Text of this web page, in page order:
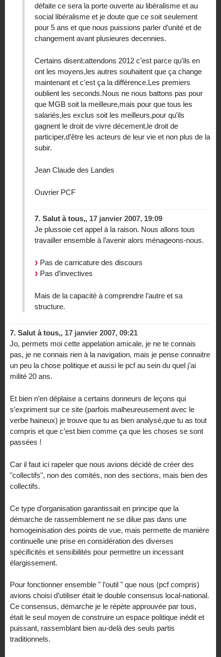
défaite ce sera la porte ouverte au libéralisme et au
social libéralisme et je doute que ce soit seulement
pour 5 ans et que nous puissions parler d’unité et de
changement avant plusieures decennies.
Certains disent:attendons 2012 c’est parce qu’ils en
ont les moyens,les autres souhaitent que ça change
maintenant et c’est ça la différence.Les premiers
oublient les seconds.Nous ne nous battons pas pour
que MGB soit la meilleure,mais pour que tous les
salariés,les exclus soit les meilleurs,pour qu’ils
gagnent le droit de vivre décement,le droit de
participer,d’être les acteurs de leur vie et non plus de la
subir.
Jean Claude des Landes
Ouvrier PCF
7. Salut à tous,, 17 janvier 2007, 19:09
Je plussoie cet appel à la raison. Nous allons tous
travailler ensemble à l’avenir alors ménageons-nous.
Pas de carricature des discours
Pas d’invectives
Mais de la capacité à comprendre l’autre et sa
structure.
7. Salut à tous,, 17 janvier 2007, 09:21
Jo, permets moi cette appelation amicale, je ne te connais
pas, je ne connais rien à la navigation, mais je pense connaitre
un peu la chose politique et aussi le pcf au sein du quel j’ai
milité 20 ans.
Et bien n’en déplaise a certains donneurs de leçons qui
s’expriment sur ce site (parfois malheureusement avec le
verbe haineux) je trouve que tu as bien analysé,que tu as tout
compris et que c’est bien comme ça que les choses se sont
passées !
Car il faut ici rapeler que nous avions décidé de créer des
"collectifs", non des comités, non des sections, mais bien des
collectifs.
Ce type d’organisation garantissait en principe que la
démarche de rassemblement ne se dilue pas dans une
homogeinisation des points de vue, mais permette de manière
continuelle une prise en considération des diverses
spécificités et sensibilités pour permettre un incessant
élargissement.
Pour fonctionner ensemble " l’outil " que nous (pcf compris)
avions choisi d’utiliser était le double consensus local-national.
Ce consensus, démarche je le répète approuvée par tous,
était le seul moyen de construire un espace politique inédit et
puissant, rassemblant bien au-delà des seuls partis
traditionnels.